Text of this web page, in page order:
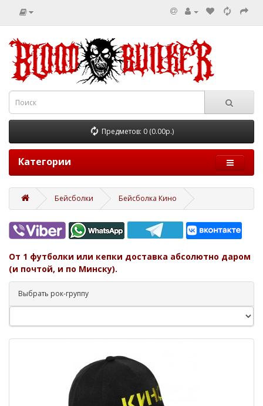
Предметов: 0 (0.00р.)
Категории
Бейсболки Бейсболка Кино
От 1 футболки или кепки доставка абсолютно даром
(и почтой, и по Минску).
Выбрать рок-группу